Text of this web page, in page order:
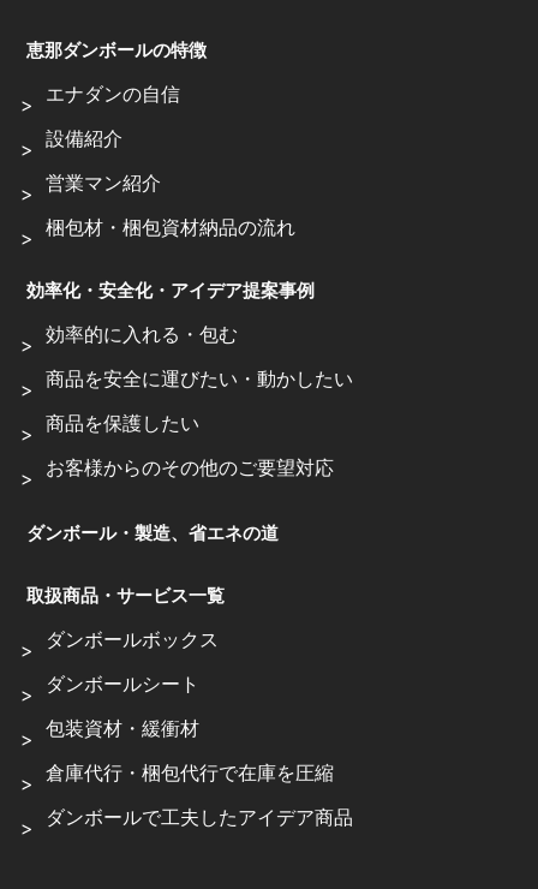
恵那ダンボールの特徴
エナダンの自信
設備紹介
営業マン紹介
梱包材・梱包資材納品の流れ
効率化・安全化・アイデア提案事例
効率的に入れる・包む
商品を安全に運びたい・動かしたい
商品を保護したい
お客様からのその他のご要望対応
ダンボール・製造、省エネの道
取扱商品・サービス一覧
ダンボールボックス
ダンボールシート
包装資材・緩衝材
倉庫代行・梱包代行で在庫を圧縮
ダンボールで工夫したアイデア商品